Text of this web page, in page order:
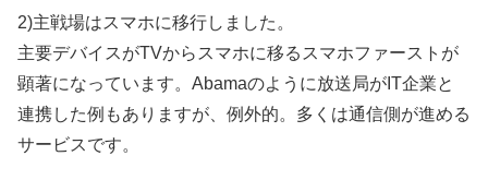
2)主戦場はスマホに移行しました。
主要デバイスがTVからスマホに移るスマホファーストが
顕著になっています。Abamaのように放送局がIT企業と
連携した例もありますが、例外的。多くは通信側が進める
サービスです。